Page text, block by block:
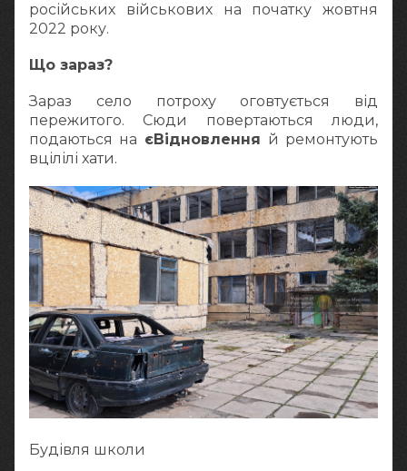
російських військових на початку жовтня
2022 року.
Що зараз?
Зараз село потроху оговтується від
пережитого. Сюди повертаються люди,
подаються на єВідновлення й ремонтують
вцілілі хати.
Будівля школи